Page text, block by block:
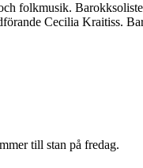
folkmusik.
Cecilia Kraitiss.
till stan på fredag.